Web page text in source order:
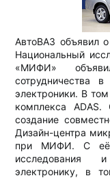
АвтоВАЗ объявил
Национальный
«МИФИ»
сотрудничества в
электроники. В
комплекса
создание
Дизайн-центра
при МИФИ. С её
исследования
электронику, в